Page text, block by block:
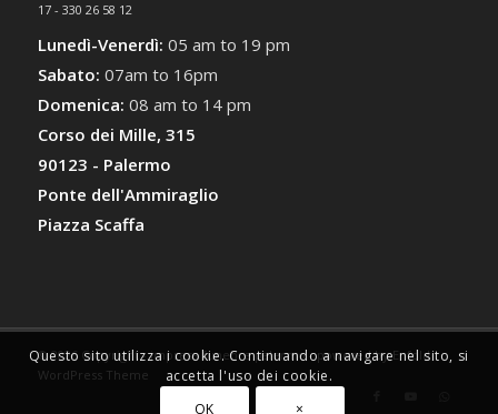
17 - 330 26 58 12
Lunedì-Venerdì: 05 am to 19 pm
Sabato: 07am to 16pm
Domenica: 08 am to 14 pm
Corso dei Mille, 315
90123 - Palermo
Ponte dell'Ammiraglio
Piazza Scaffa
© 2026 Copyright - impresa funebre palermo -powered by Enfold
WordPress Theme
Questo sito utilizza i cookie. Continuando a navigare nel sito, si
accetta l'uso dei cookie.
OK
×